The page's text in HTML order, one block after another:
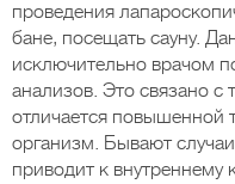
проведения
бане, посещать сауну.
исключительно врачом
анализов. Это связано с
отличается повышенной
организм. Бывают
приводит к